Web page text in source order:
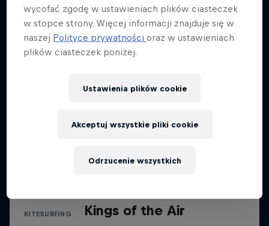
KITESURFING Kings of the Air
wycofać zgodę w ustawieniach plików ciasteczek
w stopce strony. Więcej informacji znajduje się w
naszej Polityce prywatnościoraz w ustawieniach
plików ciasteczek poniżej.
Ustawienia plików cookie
Odrzucenie wszystkich
Akceptuj wszystkie pliki cookie